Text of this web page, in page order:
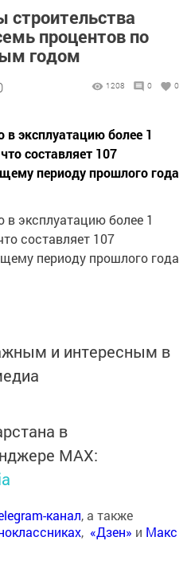
строительства
процентов по
годом
1208 0 0
в эксплуатацию более 1
составляет 107
периоду прошлого года
в эксплуатацию более 1
составляет 107
периоду прошлого года
и интересным в
в
MАХ:
канал, а также
, «Дзен» и Макс